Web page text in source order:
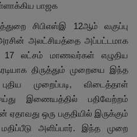
பாஜக
சிபிஎஸ்இ 12ஆம் வகுப்பு
அலட்சியத்தை அப்பட்டமாக
17 லட்சம் மாணவர்கள் எழுதிய
திருத்தும் முறையை இந்த
முறைப்படி, விடைத்தாள்
இணையத்தில் பதிவேற்றம்
ஒரு பகுதியில் இருக்கும்
அளிப்பார். இந்த முறை